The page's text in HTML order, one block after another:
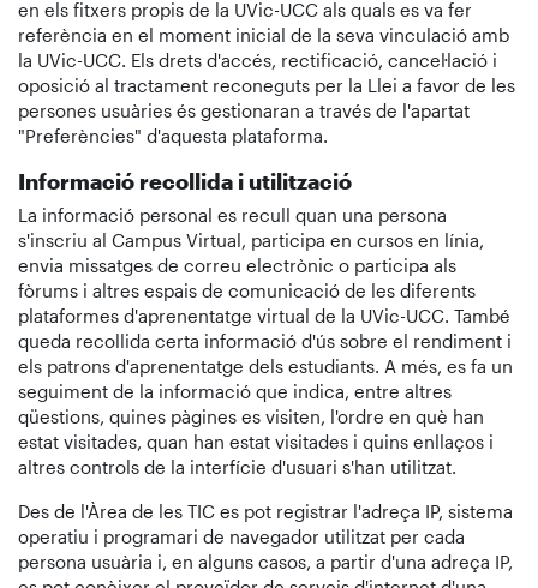
en els fitxers propis de la UVic-UCC als quals es va fer
referència en el moment inicial de la seva vinculació amb
la UVic-UCC. Els drets d'accés, rectificació, cancel·lació i
oposició al tractament reconeguts per la Llei a favor de les
persones usuàries és gestionaran a través de l'apartat
"Preferències" d'aquesta plataforma.
Informació recollida i utilització
La informació personal es recull quan una persona
s'inscriu al Campus Virtual, participa en cursos en línia,
envia missatges de correu electrònic o participa als
fòrums i altres espais de comunicació de les diferents
plataformes d'aprenentatge virtual de la UVic-UCC. També
queda recollida certa informació d'ús sobre el rendiment i
els patrons d'aprenentatge dels estudiants. A més, es fa un
seguiment de la informació que indica, entre altres
qüestions, quines pàgines es visiten, l'ordre en què han
estat visitades, quan han estat visitades i quins enllaços i
altres controls de la interfície d'usuari s'han utilitzat.
Des de l'Àrea de les TIC es pot registrar l'adreça IP, sistema
operatiu i programari de navegador utilitzat per cada
persona usuària i, en alguns casos, a partir d'una adreça IP,